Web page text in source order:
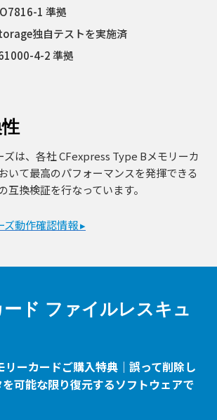
1 準拠
独自テストを実施済
4-2 準拠
ズは、各社 CFexpress Type Bメモリーカ
いて最高のパフォーマンスを発揮できる
互換検証を行なっています。
ズ動作確認情報 ▸
ド ファイルレスキュ
ーカードご購入特典｜誤って削除し
可能な限り復元するソフトウェアで